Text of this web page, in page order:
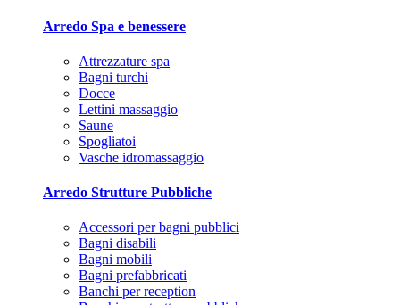
Arredo Spa e benessere
Attrezzature spa
Bagni turchi
Docce
Lettini massaggio
Saune
Spogliatoi
Vasche idromassaggio
Arredo Strutture Pubbliche
Accessori per bagni pubblici
Bagni disabili
Bagni mobili
Bagni prefabbricati
Banchi per reception